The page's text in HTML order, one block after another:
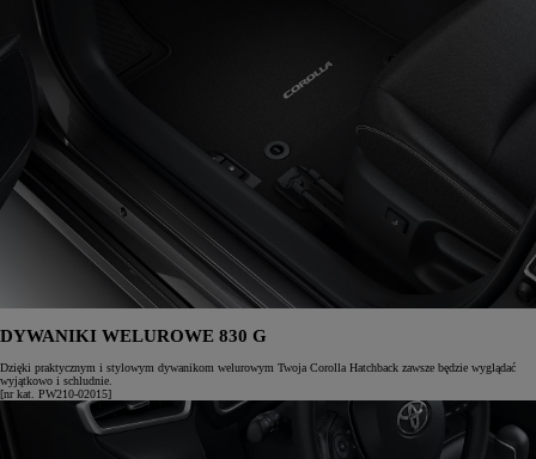
DYWANIKI WELUROWE 830 G
Dzięki praktycznym i stylowym dywanikom welurowym Twoja Corolla Hatchback zawsze będzie wyglądać
wyjątkowo i schludnie.
[nr kat. PW210-02015]